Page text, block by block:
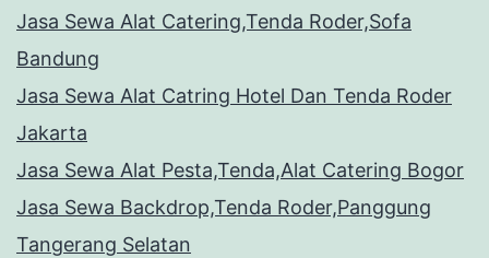
Jasa Sewa Alat Catering,Tenda Roder,Sofa
Bandung
Jasa Sewa Alat Catring Hotel Dan Tenda Roder
Jakarta
Jasa Sewa Alat Pesta,Tenda,Alat Catering Bogor
Jasa Sewa Backdrop,Tenda Roder,Panggung
Tangerang Selatan